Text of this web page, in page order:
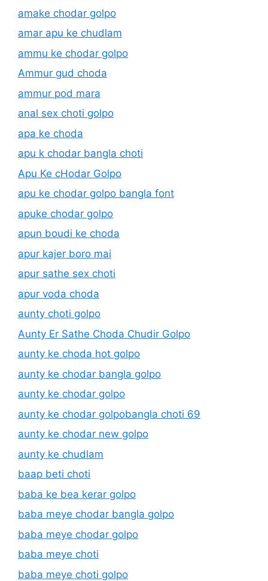
amake chodar golpo
amar apu ke chudlam
ammu ke chodar golpo
Ammur gud choda
ammur pod mara
anal sex choti golpo
apa ke choda
apu k chodar bangla choti
Apu Ke cHodar Golpo
apu ke chodar golpo bangla font
apuke chodar golpo
apun boudi ke choda
apur kajer boro mai
apur sathe sex choti
apur voda choda
aunty choti golpo
Aunty Er Sathe Choda Chudir Golpo
aunty ke choda hot golpo
aunty ke chodar bangla golpo
aunty ke chodar golpo
aunty ke chodar golpobangla choti 69
aunty ke chodar new golpo
aunty ke chudlam
baap beti choti
baba ke bea kerar golpo
baba meye chodar bangla golpo
baba meye chodar golpo
baba meye choti
baba meye choti golpo